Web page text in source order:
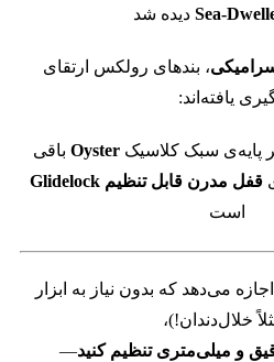
Sea- دیده شد
، بندهای رولکس ارتقای
یافته‌اند:
پایه‌ی سبک کلاسیک Oyster باقی
قفل مدرن قابل تنظیم Glidelock
است
می‌دهد که بدون نیاز به ابزار
خلال‌دندان!)،
و میلی‌متری تنظیم کنید—